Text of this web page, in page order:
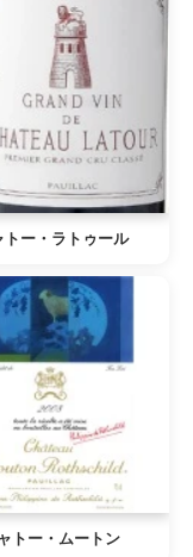
トー・ラトゥール
トー・ムートン